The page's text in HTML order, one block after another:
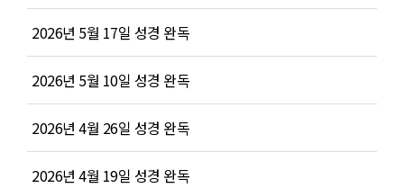
2026년 5월 17일 성경 완독
2026년 5월 10일 성경 완독
2026년 4월 26일 성경 완독
2026년 4월 19일 성경 완독